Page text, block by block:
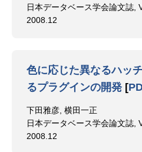
日本データベース学会論文誌,
2008.12
色に応じた異なるハッ
るプラグインの開発 [
下田雅彦, 横田一正
日本データベース学会論文誌,
2008.12